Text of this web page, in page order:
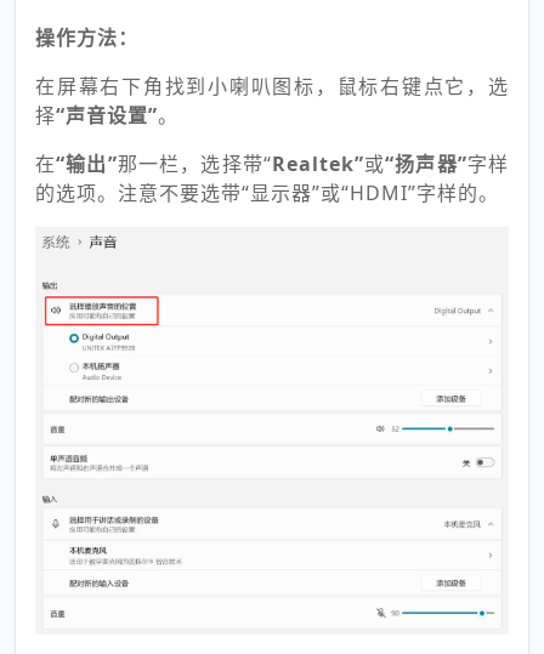
操作方法：
在屏幕右下角找到小喇叭图标，鼠标右键点它，选
择“声音设置”。
在“输出”那一栏，选择带“Realtek”或“扬声器”字样
的选项。注意不要选带“显示器”或“HDMI”字样的。